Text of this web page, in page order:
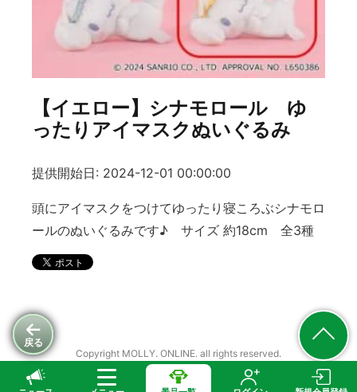
戻る
【イエロー】シナモロール ゆ
ったりアイマスクぬいぐるみ
提供開始日: 2024-12-01 00:00:00
頭にアイマスクをつけてゆったり寝ころぶシナモロ
ールのぬいぐるみです♪ サイズ 約18cm 全3種
Copyright MOLLY. ONLINE. all rights reserved.